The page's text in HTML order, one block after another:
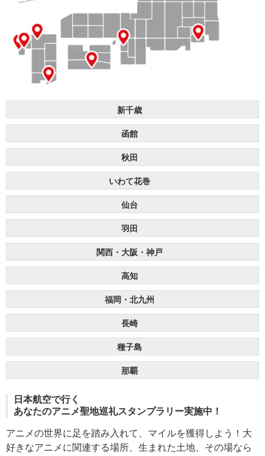
新千歳
函館
秋田
いわて花巻
仙台
羽田
関西・大阪・神戸
高知
福岡・北九州
長崎
種子島
那覇
日本航空で行く
あなたのアニメ聖地巡礼スタンプラリー実施中！
アニメの世界に足を踏み入れて、マイルを獲得しよう！大
好きなアニメに関連する場所、生まれた土地、その場なら